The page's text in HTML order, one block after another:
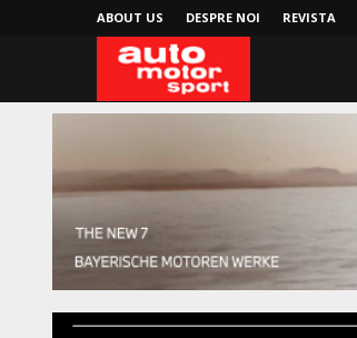
ABOUT US DESPRE NOI REVISTA